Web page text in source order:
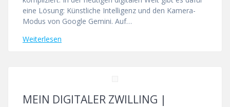
eine Lösung: Künstliche Intelligenz und den Kamera-
Modus von Google Gemini. Auf…
Weiterlesen
MEIN DIGITALER ZWILLING |